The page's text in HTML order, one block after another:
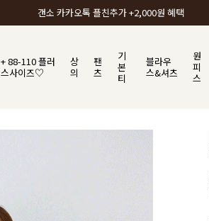
갠소에서 가장 많이 사랑받는 BEST ITEM
+ 88-110 플러
스사이즈♡
상
의
팬
츠
기
본
티
블라우
스&셔츠
원
피
스